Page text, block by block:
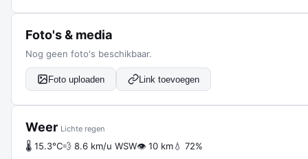
Foto's & media
Nog geen foto's beschikbaar.
Foto uploaden Link toevoegen
Weer Lichte regen
🌡 15.3°C💨 8.6 km/u WSW👁 10 km💧 72%